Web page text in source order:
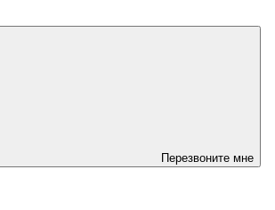
Перезвоните мне